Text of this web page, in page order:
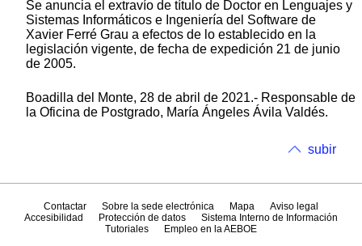
Se anuncia el extravío de título de Doctor en Lenguajes y
Sistemas Informáticos e Ingeniería del Software de
Xavier Ferré Grau a efectos de lo establecido en la
legislación vigente, de fecha de expedición 21 de junio
de 2005.
Boadilla del Monte, 28 de abril de 2021.- Responsable de
la Oficina de Postgrado, María Ángeles Ávila Valdés.
subir
Contactar Sobre la sede electrónica Mapa
Aviso legal
Accesibilidad
Protección de datos
Sistema Interno de Información
Tutoriales
Empleo en la AEBOE